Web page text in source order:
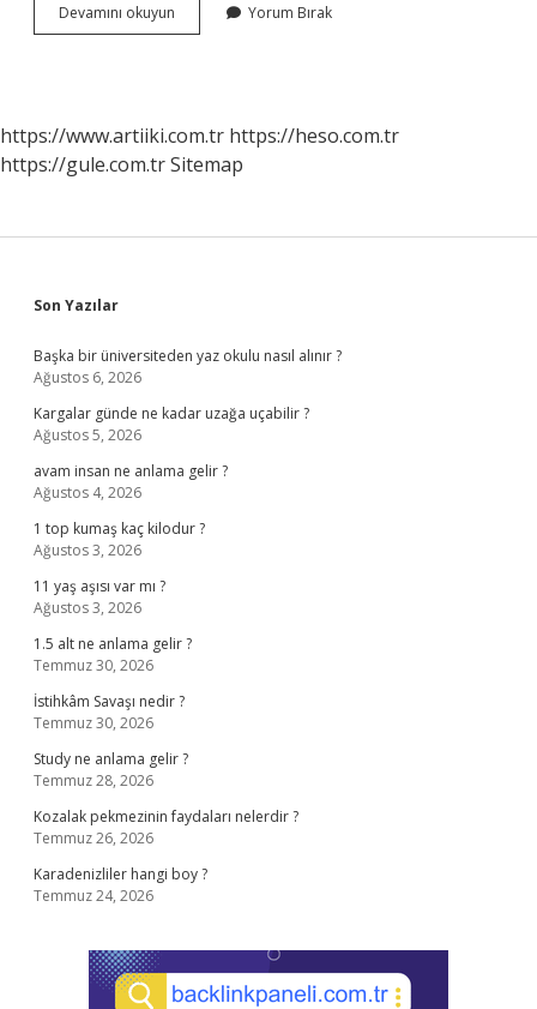
Devamını okuyun Sabunun
Elimizdeki
Kimyasal
Mı
Yorum Bırak
https://www.artiiki.com.tr https://heso.com.tr
https://gule.com.trSitemap
Sidebar
Son Yazılar
Başka bir üniversiteden yaz okulu nasıl alınır ?
Ağustos 6, 2026
Kargalar günde ne kadar uzağa uçabilir ?
Ağustos 5, 2026
avam insan ne anlama gelir ?
Ağustos 4, 2026
1 top kumaş kaç kilodur ?
Ağustos 3, 2026
11 yaş aşısı var mı ?
Ağustos 3, 2026
1.5 alt ne anlama gelir ?
Temmuz 30, 2026
İstihkâm Savaşı nedir ?
Temmuz 30, 2026
Study ne anlama gelir ?
Temmuz 28, 2026
Kozalak pekmezinin faydaları nelerdir ?
Temmuz 26, 2026
Karadenizliler hangi boy ?
Temmuz 24, 2026